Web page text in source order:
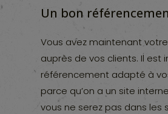
Un bon
Vous avez maintenant
auprès de vos clients. Il est
référencement adapté à
parce qu’on a un site
vous ne serez pas dans les